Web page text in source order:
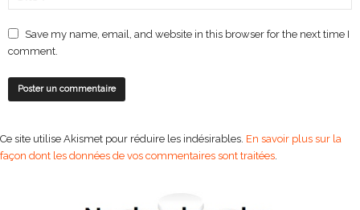
Save my name, email, and website in this browser for the next time I
comment.
Ce site utilise Akismet pour réduire les indésirables. En savoir plus sur la
façon dont les données de vos commentaires sont traitées.